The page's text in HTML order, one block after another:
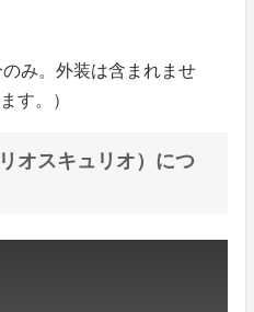
み。外装は含まれませ
す。）
オスキュリオ）につ